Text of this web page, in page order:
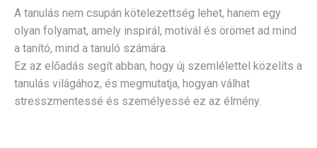
A tanulás nem csupán kötelezettség lehet, hanem egy
olyan folyamat, amely inspirál, motivál és örömet ad mind
a tanító, mind a tanuló számára.
Ez az előadás segít abban, hogy új szemlélettel közelíts a
tanulás világához, és megmutatja, hogyan válhat
stresszmentessé és személyessé ez az élmény.